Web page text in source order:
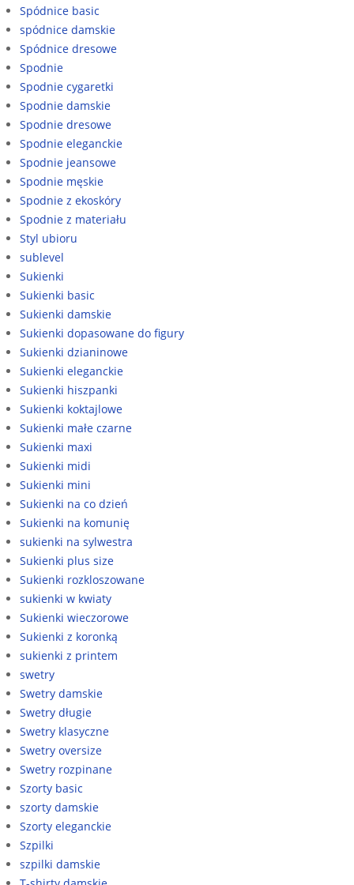
Spódnice basic
spódnice damskie
Spódnice dresowe
Spodnie
Spodnie cygaretki
Spodnie damskie
Spodnie dresowe
Spodnie eleganckie
Spodnie jeansowe
Spodnie męskie
Spodnie z ekoskóry
Spodnie z materiału
Styl ubioru
sublevel
Sukienki
Sukienki basic
Sukienki damskie
Sukienki dopasowane do figury
Sukienki dzianinowe
Sukienki eleganckie
Sukienki hiszpanki
Sukienki koktajlowe
Sukienki małe czarne
Sukienki maxi
Sukienki midi
Sukienki mini
Sukienki na co dzień
Sukienki na komunię
sukienki na sylwestra
Sukienki plus size
Sukienki rozkloszowane
sukienki w kwiaty
Sukienki wieczorowe
Sukienki z koronką
sukienki z printem
swetry
Swetry damskie
Swetry długie
Swetry klasyczne
Swetry oversize
Swetry rozpinane
Szorty basic
szorty damskie
Szorty eleganckie
Szpilki
szpilki damskie